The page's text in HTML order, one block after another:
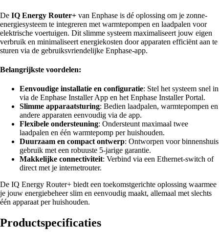
De IQ Energy Router+ van Enphase is dé oplossing om je zonne-
energiesysteem te integreren met warmtepompen en laadpalen voor
elektrische voertuigen. Dit slimme systeem maximaliseert jouw eigen
verbruik en minimaliseert energiekosten door apparaten efficiënt aan te
sturen via de gebruiksvriendelijke Enphase-app.
Belangrijkste voordelen:
Eenvoudige installatie en configuratie: Stel het systeem snel in
via de Enphase Installer App en het Enphase Installer Portal.
Slimme apparaatsturing: Bedien laadpalen, warmtepompen en
andere apparaten eenvoudig via de app.
Flexibele ondersteuning: Ondersteunt maximaal twee
laadpalen en één warmtepomp per huishouden.
Duurzaam en compact ontwerp: Ontworpen voor binnenshuis
gebruik met een robuuste 5-jarige garantie.
Makkelijke connectiviteit: Verbind via een Ethernet-switch of
direct met je internetrouter.
De IQ Energy Router+ biedt een toekomstgerichte oplossing waarmee
je jouw energiebeheer slim en eenvoudig maakt, allemaal met slechts
één apparaat per huishouden.
Productspecificaties